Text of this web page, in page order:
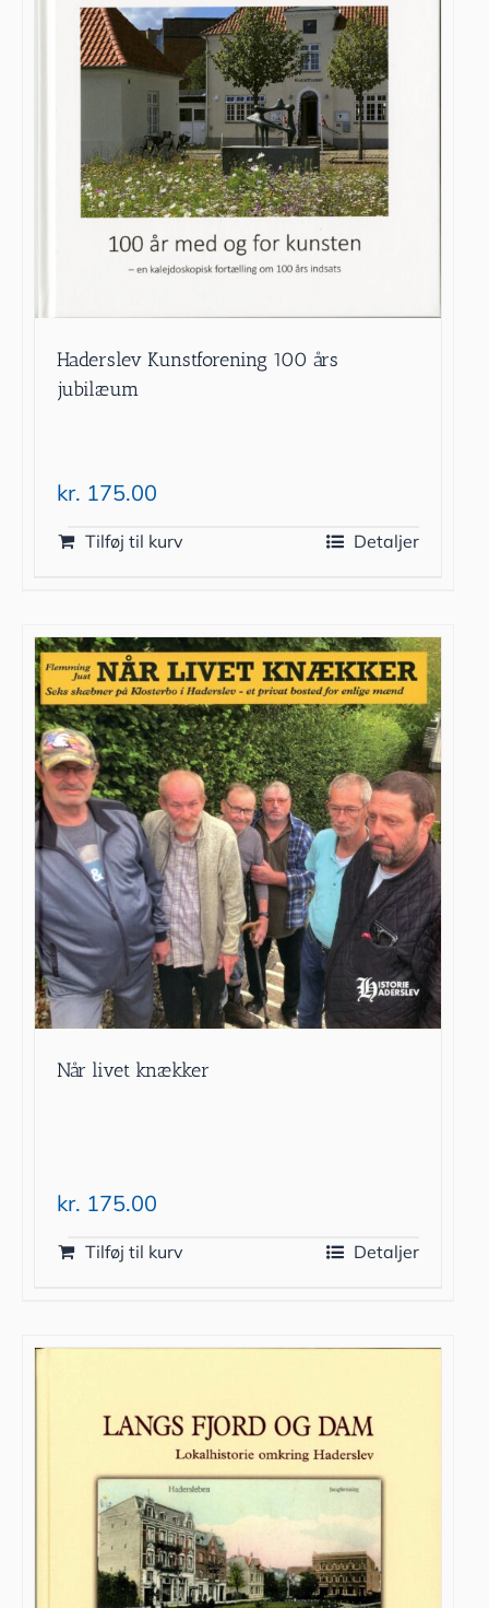
Haderslev Kunstforening 100 års
jubilæum
kr. 175.00
Tilføj til kurv Detaljer
Når livet knækker
kr. 175.00
Tilføj til kurv Detaljer